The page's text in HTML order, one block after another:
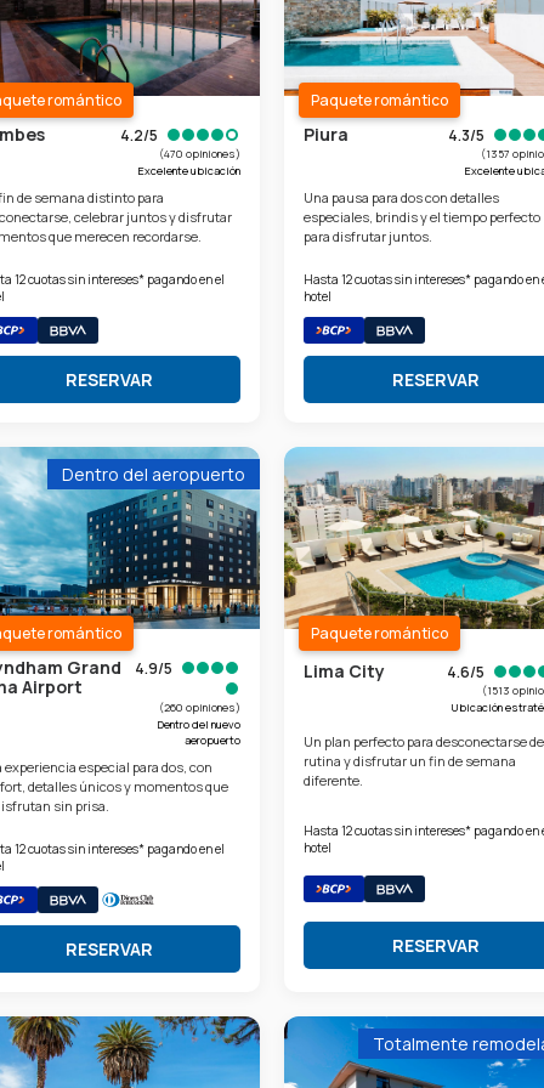
romántico
4.2/5
(470 opiniones)
Excelente ubicación
de semana distinto para
celebrar juntos y disfrutar
que merecen recordarse.
12 cuotas sin intereses* pagando en el
RESERVAR
Paquete romántico
Piura 4.3/5
(1357
Excelente
Una pausa para dos con detalles
especiales, brindis y el tiempo perfecto
para disfrutar juntos.
Hasta 12 cuotas sin intereses* pagando en
hotel
RESERVAR
Dentro del aeropuerto
romántico
Grand
Airport
4.9/5
(260 opiniones)
Dentro del nuevo
aeropuerto
experiencia especial para dos, con
detalles únicos y momentos que
sin prisa.
12 cuotas sin intereses* pagando en el
RESERVAR
Paquete romántico
Lima City 4.6/5
(1513
Ubicación
Un plan perfecto para desconectarse
rutina y disfrutar un fin de semana
diferente.
Hasta 12 cuotas sin intereses* pagando en
hotel
RESERVAR
Totalmente